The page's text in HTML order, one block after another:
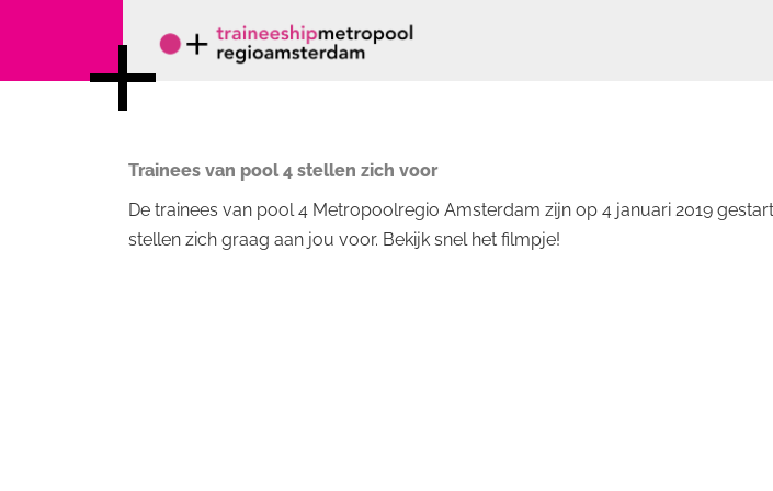
Trainees van pool 4 stellen zich voor
De trainees van pool 4 Metropoolregio Amsterdam zijn op 4 januari 2019
stellen zich graag aan jou voor. Bekijk snel het filmpje!